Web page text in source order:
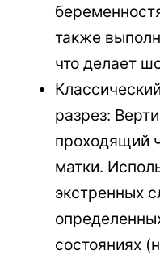
также
что делает
разрез:
проходящий
матки.
экстренных
состояниях